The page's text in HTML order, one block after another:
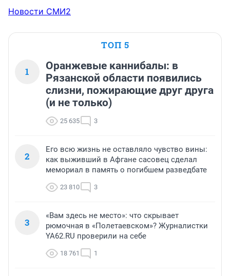
Новости СМИ2
ТОП 5
1
Оранжевые каннибалы: в
Рязанской области появились
слизни, пожирающие друг друга
(и не только)
25 635 3
2
Его всю жизнь не оставляло чувство вины:
как выживший в Афгане сасовец сделал
мемориал в память о погибшем разведбате
23 810 3
3
«Вам здесь не место»: что скрывает
рюмочная в «Полетаевском»? Журналистки
YA62.RU проверили на себе
18 761 1